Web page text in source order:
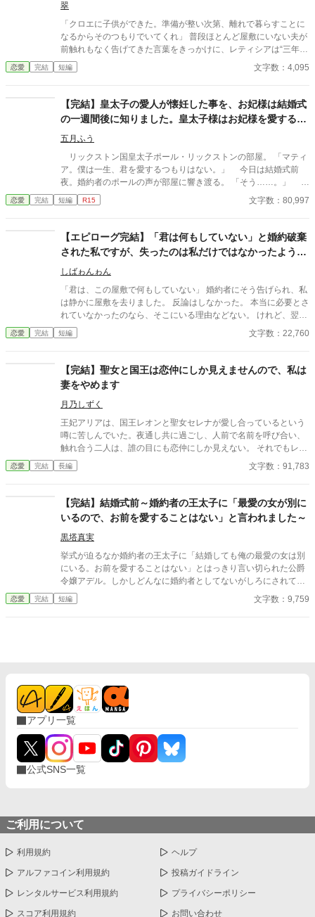
翠
「クロエに子供ができた。準備が整い次第、離れで暮らすことに
なるからそのつもりでいてくれ」 普段ほとんど屋敷にいない夫が
前触れもなく告げてきた言葉をきっかけに、レティシアは“三年
間”の契約を終わらせることにした。 赤の他人を屋敷に迎えるこ
とはしない。 不要なものに感情を砕く理由などない。 「だって、
切り捨ててしまいましょう。
恋愛 完結 短編 文字数：4,095
【完結】皇太子の愛人が懐妊した事を、お妃様は結婚式
の一週間後に知りました。皇太子様はお妃様を愛するつ
もりは無いようです。
五月ふう
リックストン国皇太子ポール・リックストンの部屋。 「マティ
ア。僕は一生、君を愛するつもりはない。」 今日は結婚式前
夜。婚約者のポールの声が部屋に響き渡る。 「そう……。」 マ
ティアは小さく笑みを浮かべ、ゆっくりとソファーに身を預け
た。 明日、ポールの花嫁になるはずの彼女の名前はマティ
とドントール国の和平のために、マティアはこの国に嫁いでき
た。ポールとの結婚は政略的なもの。彼らの意志は一切介入して
いない。 「どんなことがあっても、僕は君を王妃とは認めな
い。」 ポールはマティアを憎しみを込めた目でマティアを見つ
める。美しい黒髪に青い瞳。ドントール国の宝石と評されるマテ
ィア。 「私が……ずっと貴方を好きだったと知っても、妻として
認めてくれないの……？」 「ちっ……」 ポールは顔をしかめて
舌打ちをした。 「……だからどうした。幼いころのくだらない
感情に……今更意味はない。」 ポールは険しい顔でマティアを
はできない理由があった。 二人の結婚式が行われた一週間後、マ
ティアは衝撃の事実を知ることになる。 「サラが懐妊したですっ
恋愛 完結 短編 R15 文字数：80,997
【エピローグ完結】「君は何もしていない」と婚約破棄
された私ですが、失ったのは私だけではなかったようで
す
しばゎんゎん
「君は、この屋敷で何もしていない」 婚約者にそう告げられ、私
は静かに屋敷を去りました。 反論はしなかった。 本当に必要とさ
れていなかったのなら、そこにいる理由などない。 けれど、翌日
から屋敷は変わり始める。 もちろん、悪い意味で。 執事が辞め、
料理長が辞め、長年付き合いのあった商会は取引を打ち切り、貴
なかった。 本質を見ずに婚約破棄をした人が、信頼そのものを失
ってしまう物語。
恋愛 完結 短編 文字数：22,760
【完結】聖女と国王は恋仲にしか見えませんので、私は
妻をやめます
月乃しずく
王妃アリアは、国王レオンと聖女セレナが愛し合っているという
噂に苦しんでいた。夜通し共に過ごし、人前で名前を呼び合い、
触れ合う二人は、誰の目にも恋仲にしか見えない。 それでもレオ
ンは「国を守るために必要なことだ」と妻の痛みに気づかず、セ
レナも王妃の席へ座り、妻のように振る舞い続ける。ついに礼拝
に呆れましたわ」そして結婚指輪をレオンへ投げつけ、「私は、
あなたの妻をやめます」と宣言する。だが王妃が去った直後、妻
になったつもりで振る舞う聖女へ、王宮中の視線は冷たく変わっ
ていき。
恋愛 完結 長編 文字数：91,783
【完結】結婚式前～婚約者の王太子に「最愛の女が別に
いるので、お前を愛することはない」と言われました～
黒塔真実
挙式が迫るなか婚約者の王太子に「結婚しても俺の最愛の女は別
にいる。お前を愛することはない」とはっきり言い切られた公爵
令嬢アデル。しかしどんなに婚約者としてないがしろにされても
女性としての誇りを傷つけられても彼女は平気だった。なぜなら
大切な「心の拠り所」があるから……。しかし、王立学園の卒業
恋愛 完結 短編 文字数：9,759
アプリ一覧
公式SNS一覧
ご利用について
利用規約 ヘルプ
アルファコイン利用規約 投稿ガイドライン
レンタルサービス利用規約 プライバシーポリシー
スコア利用規約 お問い合わせ